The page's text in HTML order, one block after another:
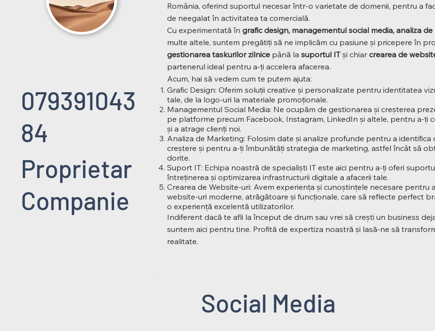
079391043
84
Proprietar
Companie
România, oferind suportul necesar într-o varietate de domenii, pentru a
de neegalat în activitatea ta comercială.
Cu experimentată îngrafic design, managementul social media, analiza
multe altele, suntem pregătiți să ne implicăm cu pasiune și pricepere în
gestionarea taskurilor zilnice până lasuportul ITși chiarcrearea de
partenerul ideal pentru a-ți accelera afacerea.
Acum, hai să vedem cum te putem ajuta:
Grafic Design: Oferim soluții creative și personalizate pentru identitatea
tale, de la logo-uri la materiale promoționale.
Managementul Social Media: Ne ocupăm de gestionarea și creșterea
pe platforme precum Facebook, Instagram, LinkedIn și altele, pentru a-ți
și a atrage clienți noi.
Analiza de Marketing: Folosim date și analize profunde pentru a
creștere și pentru a-ți îmbunătăți strategia de marketing, astfel încât să
dorite.
Suport IT: Echipa noastră de specialiști IT este aici pentru a-ți oferi
întreținerea și optimizarea infrastructurii digitale a afacerii tale.
Crearea de Website-uri: Avem experiența și cunoștințele necesare pentru
website-uri moderne, atrăgătoare și funcționale, care să reflecte perfect
o experiență excelentă utilizatorilor.
Indiferent dacă te afli la început de drum sau vrei să crești un business
suntem aici pentru tine. Profită de expertiza noastră și lasă-ne să
realitate.
Social Media